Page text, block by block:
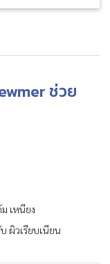
ช่วย
เหนียง
ผิวเรียบเนียน